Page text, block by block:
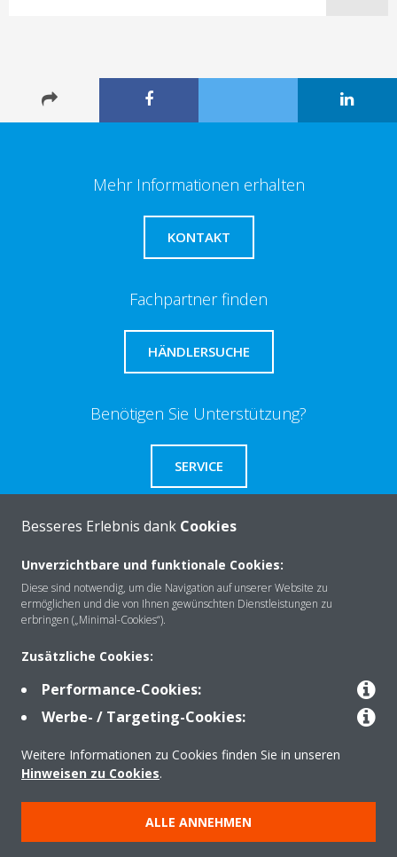
Mehr Informationen erhalten
KONTAKT
Fachpartner finden
HÄNDLERSUCHE
Benötigen Sie Unterstützung?
SERVICE
Über Daikin
Kontakt
Produkte
Copyright © Daikin
Besseres Erlebnis dank Cookies
Unverzichtbare und funktionale Cookies:
Diese sind notwendig, um die Navigation auf unserer Website zu
ermöglichen und die von Ihnen gewünschten Dienstleistungen zu
erbringen („Minimal-Cookies“).
Zusätzliche Cookies:
Performance-Cookies:
Werbe- / Targeting-Cookies:
Weitere Informationen zu Cookies finden Sie in unseren
Hinweisen zu Cookies.
ALLE ANNEHMEN